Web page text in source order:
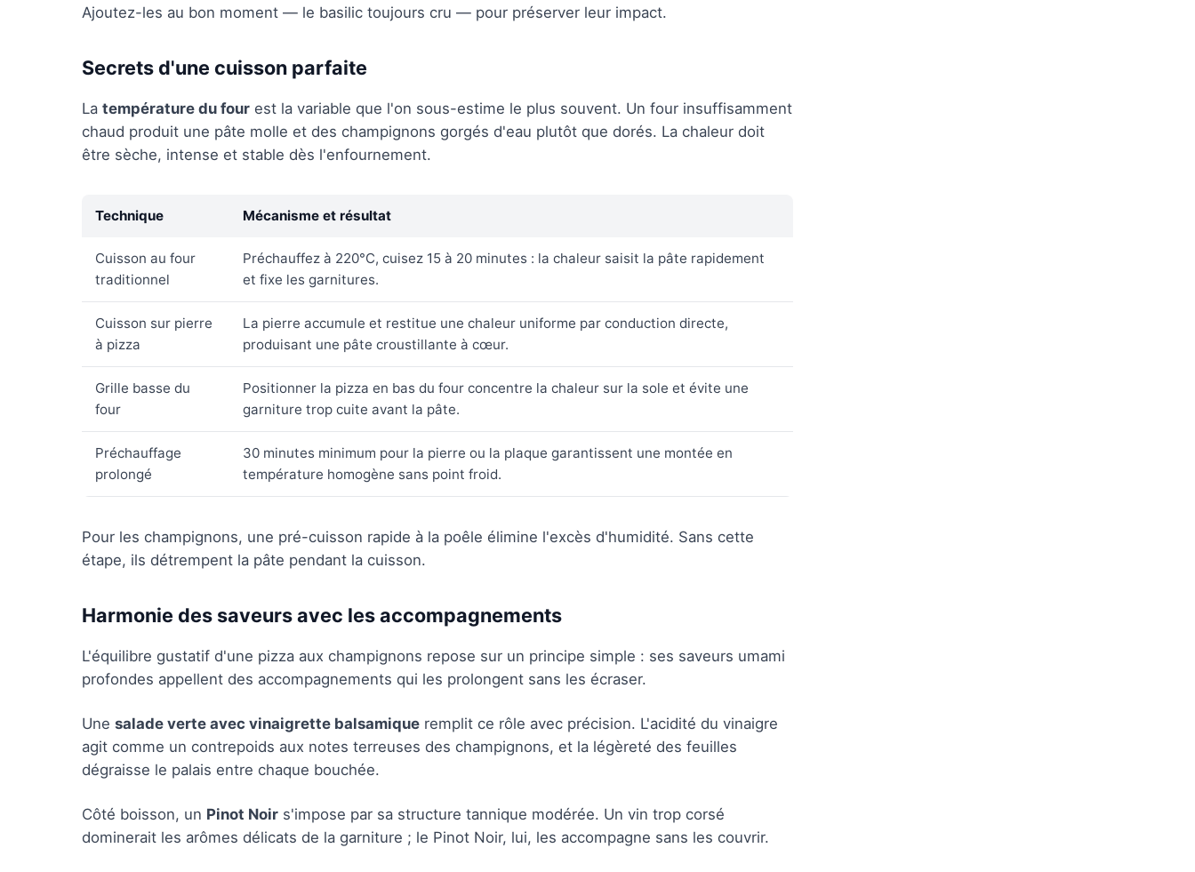
Ajoutez-les au bon moment — le basilic toujours cru — pour préserver leur impact.
Secrets d'une cuisson parfaite
La température du four est la variable que l'on sous-estime le plus souvent. Un four insuffisamment
chaud produit une pâte molle et des champignons gorgés d'eau plutôt que dorés. La chaleur doit
être sèche, intense et stable dès l'enfournement.
Technique Mécanisme et résultat
Cuisson au four
traditionnel
Préchauffez à 220°C, cuisez 15 à 20 minutes : la chaleur saisit la pâte rapidement
et fixe les garnitures.
Cuisson sur pierre
à pizza
La pierre accumule et restitue une chaleur uniforme par conduction directe,
produisant une pâte croustillante à cœur.
Grille basse du
four
Positionner la pizza en bas du four concentre la chaleur sur la sole et évite une
garniture trop cuite avant la pâte.
Préchauffage
prolongé
30 minutes minimum pour la pierre ou la plaque garantissent une montée en
température homogène sans point froid.
Pour les champignons, une pré-cuisson rapide à la poêle élimine l'excès d'humidité. Sans cette
étape, ils détrempent la pâte pendant la cuisson.
Harmonie des saveurs avec les accompagnements
L'équilibre gustatif d'une pizza aux champignons repose sur un principe simple : ses saveurs umami
profondes appellent des accompagnements qui les prolongent sans les écraser.
Une salade verte avec vinaigrette balsamique remplit ce rôle avec précision. L'acidité du vinaigre
agit comme un contrepoids aux notes terreuses des champignons, et la légèreté des feuilles
dégraisse le palais entre chaque bouchée.
Côté boisson, un Pinot Noir s'impose par sa structure tannique modérée. Un vin trop corsé
dominerait les arômes délicats de la garniture ; le Pinot Noir, lui, les accompagne sans les couvrir.